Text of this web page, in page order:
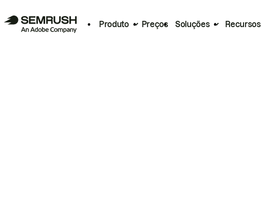
Produto Preços Soluções Recursos